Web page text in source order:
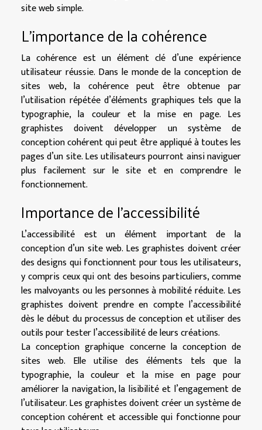
site web simple.
L’importance de la cohérence
La cohérence est un élément clé d’une expérience
utilisateur réussie. Dans le monde de la conception de
sites web, la cohérence peut être obtenue par
l’utilisation répétée d’éléments graphiques tels que la
typographie, la couleur et la mise en page. Les
graphistes doivent développer un système de
conception cohérent qui peut être appliqué à toutes les
pages d’un site. Les utilisateurs pourront ainsi naviguer
plus facilement sur le site et en comprendre le
fonctionnement.
Importance de l’accessibilité
L’accessibilité est un élément important de la
conception d’un site web. Les graphistes doivent créer
des designs qui fonctionnent pour tous les utilisateurs,
y compris ceux qui ont des besoins particuliers, comme
les malvoyants ou les personnes à mobilité réduite. Les
graphistes doivent prendre en compte l’accessibilité
dès le début du processus de conception et utiliser des
outils pour tester l’accessibilité de leurs créations.
La conception graphique concerne la conception de
sites web. Elle utilise des éléments tels que la
typographie, la couleur et la mise en page pour
améliorer la navigation, la lisibilité et l’engagement de
l’utilisateur. Les graphistes doivent créer un système de
conception cohérent et accessible qui fonctionne pour